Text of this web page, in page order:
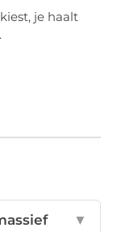
je haalt
▼